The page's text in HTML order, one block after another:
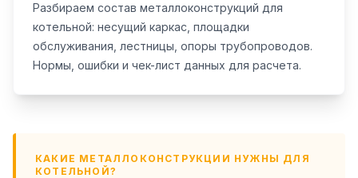
Разбираем состав металлоконструкций для
котельной: несущий каркас, площадки
обслуживания, лестницы, опоры трубопроводов.
Нормы, ошибки и чек-лист данных для расчета.
КАКИЕ МЕТАЛЛОКОНСТРУКЦИИ НУЖНЫ ДЛЯ
КОТЕЛЬНОЙ?